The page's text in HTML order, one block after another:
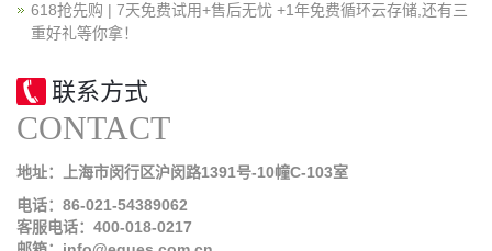
618抢先购 | 7天免费试用+售后无忧 +1年免费循环云存储,还有三
重好礼等你拿！
联系方式
CONTACT
地址：上海市闵行区沪闵路1391号-10幢C-103室
电话：86-021-54389062
客服电话：400-018-0217